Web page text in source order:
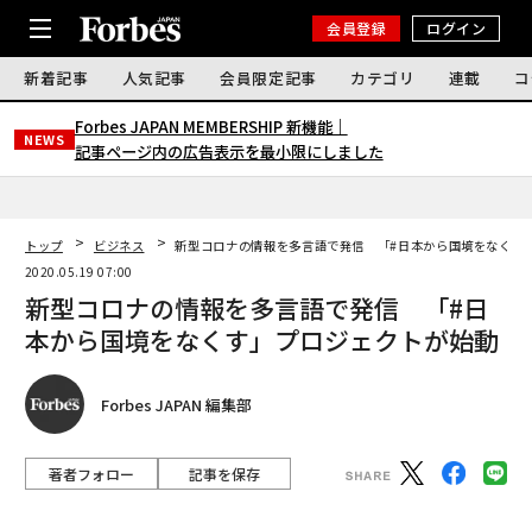
会員登録 ログイン
新着記事 人気記事 会員限定記事 カテゴリ 連載
NEWS
Forbes JAPAN MEMBERSHIP 新機能｜
記事ページ内の広告表示を最小限にしました
トップ ビジネス
新型コロナの情報を多言語で発信 「#日本から国境をなくす
2020.05.19 07:00
新型コロナの情報を多言語で発信 「#日
本から国境をなくす」プロジェクトが始動
Forbes JAPAN 編集部
著者フォロー 記事を保存